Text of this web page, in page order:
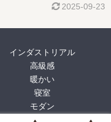
2025-09-23
インダストリアル
高級感
暖かい
寝室
モダン